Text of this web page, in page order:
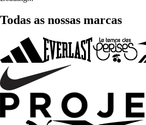
Todas as nossas marcas